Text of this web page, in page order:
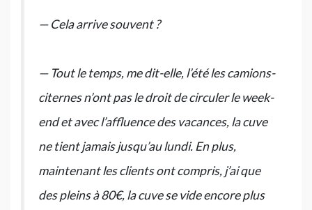
— Cela arrive souvent ?
— Tout le temps, me dit-elle, l’été les camions-
citernes n’ont pas le droit de circuler le week-
end et avec l’affluence des vacances, la cuve
ne tient jamais jusqu’au lundi. En plus,
maintenant les clients ont compris, j’ai que
des pleins à 80€, la cuve se vide encore plus